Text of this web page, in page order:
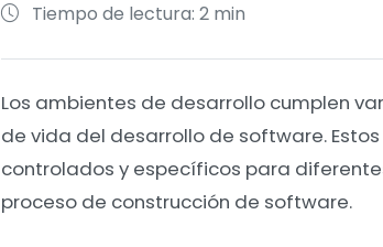
Tiempo de lectura: 2 min
Los ambientes de desarrollo cumplen
de vida del desarrollo de software.
controlados y específicos para
proceso de construcción de software.